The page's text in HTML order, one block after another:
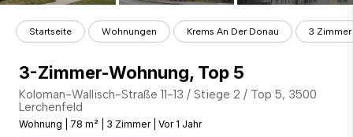
Startseite Wohnungen Krems An Der Donau 3 Zimmer
3-Zimmer-Wohnung, Top 5
Koloman-Wallisch-Straße 11-13 / Stiege 2 / Top 5, 3500
Lerchenfeld
Wohnung 78 m² 3 Zimmer Vor 1 Jahr